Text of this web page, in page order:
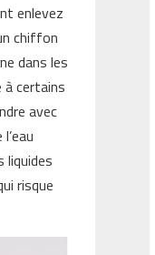
enlevez
chiffon
dans les
à certains
avec
liquides
risque